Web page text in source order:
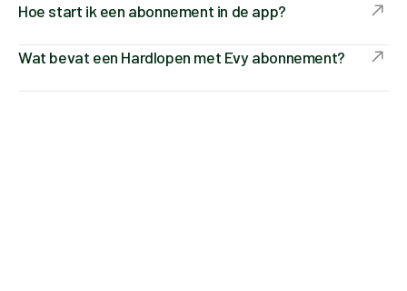
Hoe start ik een abonnement in de app?
Wat bevat een Hardlopen met Evy abonnement?